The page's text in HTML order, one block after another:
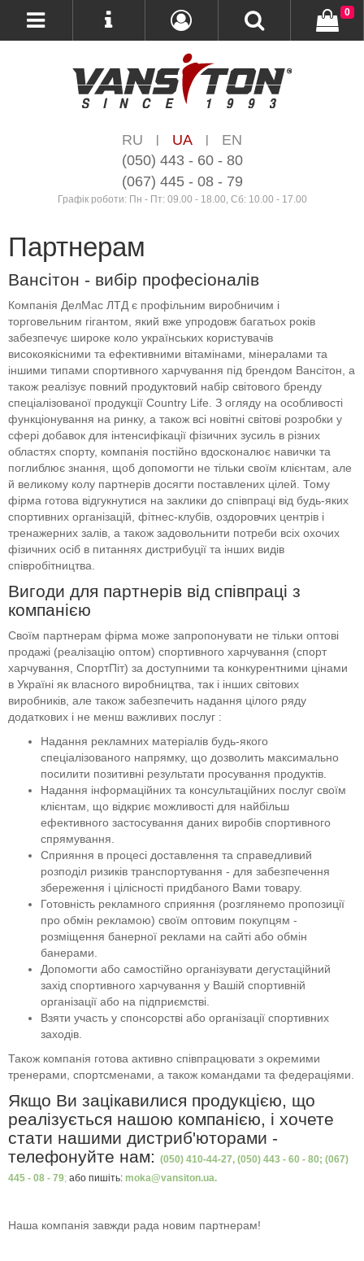
RU | UA |
EN
(050) 443 - 60 - 80
(067) 445 - 08 - 79
Графік роботи: Пн - Пт: 09.00 - 18.00, Сб: 10.00 - 17.00
0
Партнерам
Вансітон - вибір професіоналів
Компанія ДелМас ЛТД є профільним виробничим і
торговельним гігантом, який вже упродовж багатьох років
забезпечує широке коло українських користувачів
високоякісними та ефективними вітамінами, мінералами та
іншими типами спортивного харчування під брендом Вансітон, а
також реалізує повний продуктовий набір світового бренду
спеціалізованої продукції Country Life. З огляду на особливості
функціонування на ринку, а також всі новітні світові розробки у
сфері добавок для інтенсифікації фізичних зусиль в різних
областях спорту, компанія постійно вдосконалює навички та
поглиблює знання, щоб допомогти не тільки своїм клієнтам, але
й великому колу партнерів досягти поставлених цілей. Тому
фірма готова відгукнутися на заклики до співпраці від будь-яких
спортивних організацій, фітнес-клубів, оздоровчих центрів і
тренажерних залів, а також задовольнити потреби всіх охочих
фізичних осіб в питаннях дистрибуції та інших видів
співробітництва.
Вигоди для партнерів від співпраці з
компанією
Своїм партнерам фірма може запропонувати не тільки оптові
продажі (реалізацію оптом) спортивного харчування (спорт
харчування, СпортПіт) за доступними та конкурентними цінами
в Україні як власного виробництва, так і інших світових
виробників, але також забезпечить надання цілого ряду
додаткових і не менш важливих послуг :
Надання рекламних матеріалів будь-якого
спеціалізованого напрямку, що дозволить максимально
посилити позитивні результати просування продуктів.
Надання інформаційних та консультаційних послуг своїм
клієнтам, що відкриє можливості для найбільш
ефективного застосування даних виробів спортивного
спрямування.
Сприяння в процесі доставлення та справедливий
розподіл ризиків транспортування - для забезпечення
збереження і цілісності придбаного Вами товару.
Готовність рекламного сприяння (розглянемо пропозиції
про обмін рекламою) своїм оптовим покупцям -
розміщення банерної реклами на сайті або обмін
банерами.
Допомогти або самостійно організувати дегустаційний
захід спортивного харчування у Вашій спортивній
організації або на підприємстві.
Взяти участь у спонсорстві або організації спортивних
заходів.
Також компанія готова активно співпрацювати з окремими
тренерами, спортсменами, а також командами та федераціями.
Якщо Ви зацікавилися продукцією, що
реалізується нашою компанією, і хочете
стати нашими дистриб'юторами -
телефонуйте нам: (050) 410-44-27, (050) 443 - 60 - 80; (067)
445 - 08 - 79; або пишіть: moka@vansiton.ua.
Наша компанія завжди рада новим партнерам!